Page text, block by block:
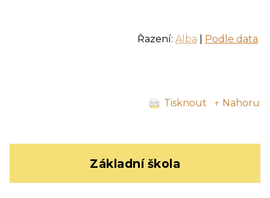
Řazení: Alba Podle data
Tisknout ↑ Nahoru
Základní škola